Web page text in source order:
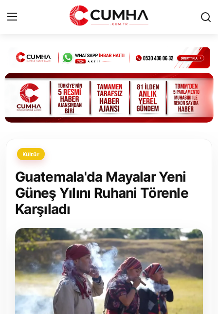
Kurumsal
Cumhurbaşkanlığı
Bakanlıklar
Siyasi Partiler
Yerel Yönetimler
Mülki İdare
Toplum ve Yaşam
Sivil Toplum Kuruluşları
Kamu Kurumları ve Üst Kurullar
Resmi Reklamlar
Kültür
Guatemala'da Mayalar Yeni
Güneş Yılını Ruhani Törenle
Karşıladı